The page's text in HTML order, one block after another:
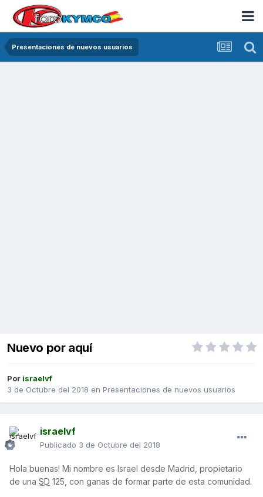
Presentaciones de nuevos usuarios
Nuevo por aquí
Por israelvf
3 de Octubre del 2018 en Presentaciones de nuevos usuarios
israelvf
Publicado 3 de Octubre del 2018
Hola buenas! Mi nombre es Israel desde Madrid, propietario
de una SD 125, con ganas de formar parte de esta comunidad.